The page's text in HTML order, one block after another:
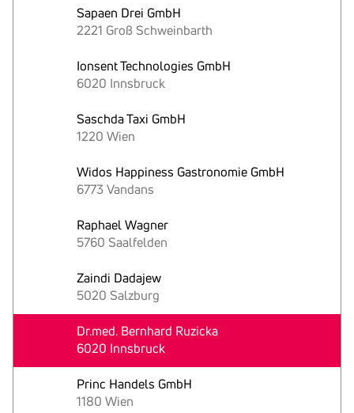
Sapaen Drei GmbH
2221 Groß Schweinbarth
Ionsent Technologies GmbH
6020 Innsbruck
Saschda Taxi GmbH
1220 Wien
Widos Happiness Gastronomie GmbH
6773 Vandans
Raphael Wagner
5760 Saalfelden
Zaindi Dadajew
5020 Salzburg
Dr.med. Bernhard Ruzicka
6020 Innsbruck
Princ Handels GmbH
1180 Wien